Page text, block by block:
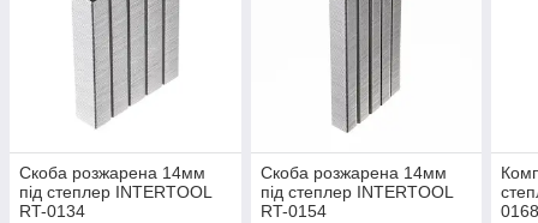
Скоба розжарена 14мм
під степлер INTERTOOL
RT-0134
Скоба розжарена 14мм
під степлер INTERTOOL
RT-0154